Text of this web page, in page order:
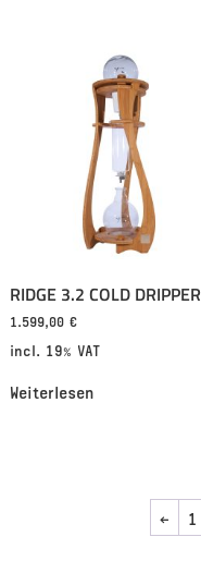
RIDGE 3.2 COLD DRIPPER
1.599,00 €
incl. 19% VAT
Weiterlesen
← 1